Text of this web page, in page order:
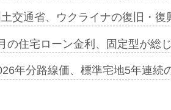
デンカフェ…
協業=お互…
コリビング…
土交通省、ウクライナの復旧・
の住宅ローン金利、固定型が総
年分路線価、標準宅地5年連